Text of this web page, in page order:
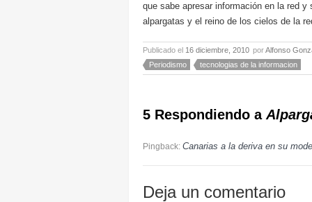
que sabe apresar información en la red
alpargatas y el reino de los cielos de la
Publicado el 16 diciembre, 2010 porAlfonso
Periodismo
tecnologias de la informacion
5 Respondiendo a
Pingback: Canarias a la deriva en su
Deja un comentario